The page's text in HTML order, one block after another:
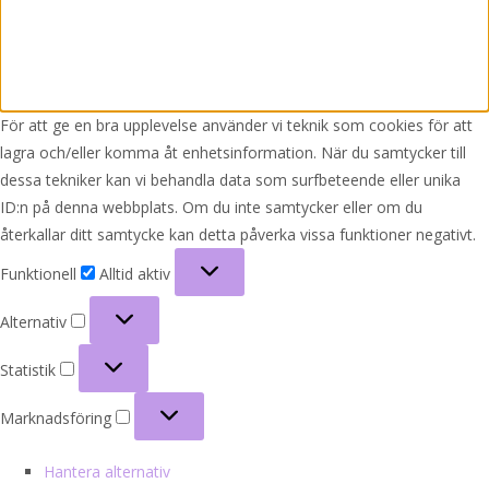
För att ge en bra upplevelse använder vi teknik som cookies för att
lagra och/eller komma åt enhetsinformation. När du samtycker till
dessa tekniker kan vi behandla data som surfbeteende eller unika
ID:n på denna webbplats. Om du inte samtycker eller om du
återkallar ditt samtycke kan detta påverka vissa funktioner negativt.
Funktionell
Alltid aktiv
Alternativ
Statistik
Marknadsföring
Hantera alternativ